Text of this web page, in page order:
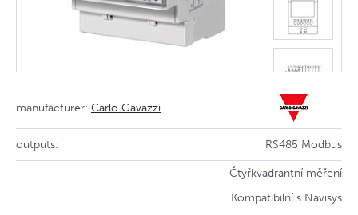
manufacturer: Carlo Gavazzi
outputs: RS485 Modbus
Čtyřkvadrantní měření
Kompatibilní s Navisys